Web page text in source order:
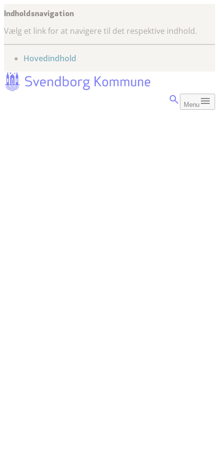
Indholdsnavigation
Vælg et link for at navigere til det respektive indhold.
gå til
Hovedindhold
Menu